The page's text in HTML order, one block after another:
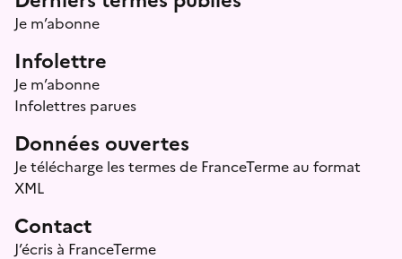
Je m’abonne
Infolettre
Je m’abonne
Infolettres parues
Données ouvertes
Je télécharge les termes de FranceTerme au format
XML
Contact
J’écris à FranceTerme